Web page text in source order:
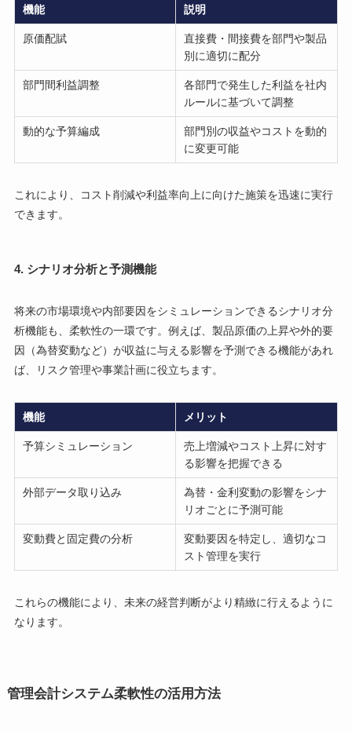
機能 説明
原価配賦
直接費・間接費を部門や製品
別に適切に配分
部門間利益調整
各部門で発生した利益を社内
ルールに基づいて調整
動的な予算編成
部門別の収益やコストを動的
に変更可能
これにより、コスト削減や利益率向上に向けた施策を迅速に実行
できます。
4. シナリオ分析と予測機能
将来の市場環境や内部要因をシミュレーションできるシナリオ分
析機能も、柔軟性の一環です。例えば、製品原価の上昇や外的要
因（為替変動など）が収益に与える影響を予測できる機能があれ
ば、リスク管理や事業計画に役立ちます。
機能 メリット
予算シミュレーション
売上増減やコスト上昇に対す
る影響を把握できる
外部データ取り込み
為替・金利変動の影響をシナ
リオごとに予測可能
変動費と固定費の分析
変動要因を特定し、適切なコ
スト管理を実行
これらの機能により、未来の経営判断がより精緻に行えるように
なります。
管理会計システム柔軟性の活用方法